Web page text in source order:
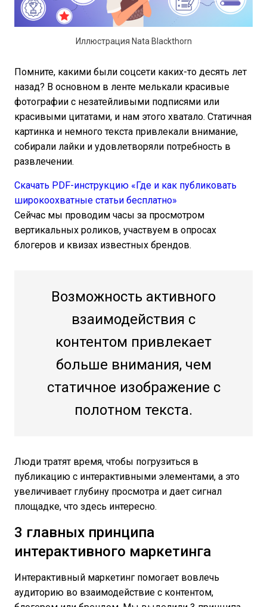
Иллюстрация Nata Blackthorn
Помните, какими были соцсети каких-то десять лет
назад? В основном в ленте мелькали красивые
фотографии с незатейливыми подписями или
красивыми цитатами, и нам этого хватало. Статичная
картинка и немного текста привлекали внимание,
собирали лайки и удовлетворяли потребность в
развлечении.
Скачать PDF-инструкцию «Где и как публиковать
широкоохватные статьи бесплатно»
Сейчас мы проводим часы за просмотром
вертикальных роликов, участвуем в опросах
блогеров и квизах известных брендов.
Возможность активного
взаимодействия с
контентом привлекает
больше внимания, чем
статичное изображение с
полотном текста.
Люди тратят время, чтобы погрузиться в
публикацию с интерактивными элементами, а это
увеличивает глубину просмотра и дает сигнал
площадке, что здесь интересно.
3 главных принципа
интерактивного маркетинга
Интерактивный маркетинг помогает вовлечь
аудиторию во взаимодействие с контентом,